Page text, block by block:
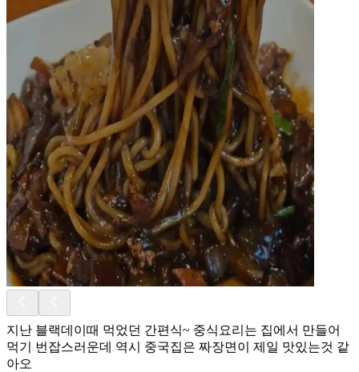
지난 블랙데이때 먹었던 간편식~ 중식요리는 집에서 만들어
먹기 번잡스러운데 역시 중국집은 짜장면이 제일 맛있는것 같
아오